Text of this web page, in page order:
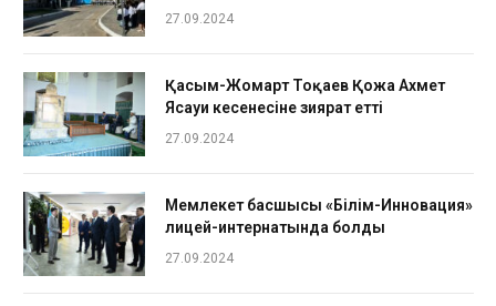
27.09.2024
Қасым-Жомарт Тоқаев Қожа Ахмет
Ясауи кесенесіне зиярат етті
27.09.2024
Мемлекет басшысы «Білім-Инновация»
лицей-интернатында болды
27.09.2024